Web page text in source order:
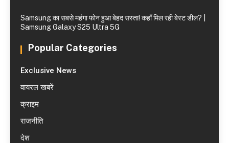
Samsung का सबसे महंगा फोन हुआ बेहद सस्ता! कहाँ मिल रही बेस्ट डील? |
Samsung Galaxy S25 Ultra 5G
Popular Categories
Exclusive News
वायरल खबरें
क्राइम
राजनीति
देश